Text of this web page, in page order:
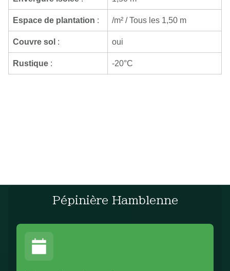
Espace de plantation : /m² / Tous les 1,50 m
Couvre sol : oui
Rustique : -20°C
Pépinière Hamblenne